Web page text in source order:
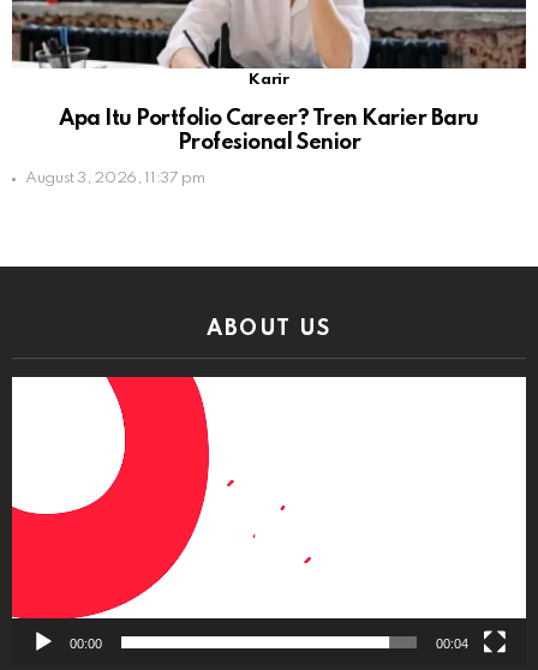
Karir
Apa Itu Portfolio Career? Tren Karier Baru
Profesional Senior
August 3, 2026, 11:37 pm
ABOUT US
00:00 00:04